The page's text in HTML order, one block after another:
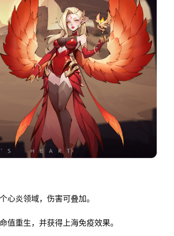
心炎领域，伤害可叠加。
值重生，并获得上海免疫效果。